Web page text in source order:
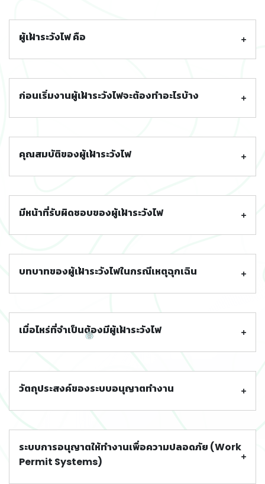
ผู้เฝ้าระวังไฟ คือ
ก่อนเริ่มงานผู้เฝ้าระวังไฟจะต้องทำอะไรบ้าง
คุณสมบัติของผู้เฝ้าระวังไฟ
มีหน้าที่รับผิดชอบของผู้เฝ้าระวังไฟ
บทบาทของผู้เฝ้าระวังไฟในกรณีเหตุฉุกเฉิน
เมื่อไหร่ที่จำเป็นต้องมีผู้เฝ้าระวังไฟ
วัตถุประสงค์ของระบบอนุญาตทํางาน
ระบบการอนุญาตให้ทำงานเพื่อความปลอดภัย (Work
Permit Systems)